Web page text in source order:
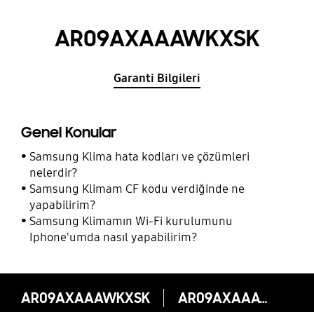
AR09AXAAAWKXSK
Garanti Bilgileri
Genel Konular
Samsung Klima hata kodları ve çözümleri
nelerdir?
Samsung Klimam CF kodu verdiğinde ne
yapabilirim?
Samsung Klimamın Wi-Fi kurulumunu
Iphone'umda nasıl yapabilirim?
AR09AXAAAWKXSK AR09AXAAAWKXSK